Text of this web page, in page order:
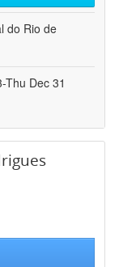
do Rio de
Thu Dec 31